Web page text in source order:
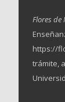
Flores de
https://
trámite,